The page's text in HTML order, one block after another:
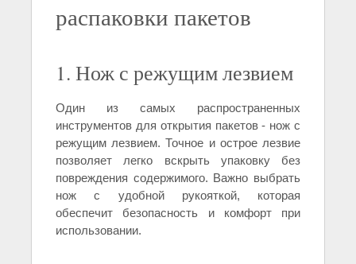
распаковки пакетов
1. Нож с режущим лезвием
Один из самых распространенных
инструментов для открытия пакетов - нож с
режущим лезвием. Точное и острое лезвие
позволяет легко вскрыть упаковку без
повреждения содержимого. Важно выбрать
нож с удобной рукояткой, которая
обеспечит безопасность и комфорт при
использовании.